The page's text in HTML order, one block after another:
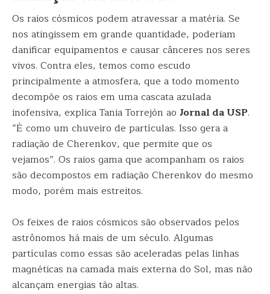
Os raios cósmicos podem atravessar a matéria. Se
nos atingissem em grande quantidade, poderiam
danificar equipamentos e causar cânceres nos seres
vivos. Contra eles, temos como escudo
principalmente a atmosfera, que a todo momento
decompõe os raios em uma cascata azulada
inofensiva, explica Tania Torrejón ao Jornal da USP.
“É como um chuveiro de partículas. Isso gera a
radiação de Cherenkov, que permite que os
vejamos”. Os raios gama que acompanham os raios
são decompostos em radiação Cherenkov do mesmo
modo, porém mais estreitos.
Os feixes de raios cósmicos são observados pelos
astrônomos há mais de um século. Algumas
partículas como essas são aceleradas pelas linhas
magnéticas na camada mais externa do Sol, mas não
alcançam energias tão altas.